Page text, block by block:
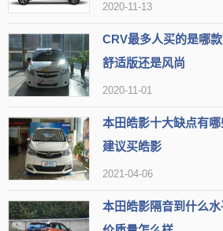
当然车主投诉的不仅仅是机油增多问题
发动机异响、发动机噪音大，素有买发动机
发动机上栽跟头了。失去了最大的优势后
节节败退，本田crv1.5T车型已经停售。
2020-11-13
CRV最多人买的是哪
舒适版还是风尚
2020-11-01
本田皓影十大缺点有
建议买皓影
2021-04-06
本田皓影隔音到什么